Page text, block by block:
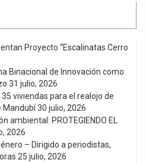
Proyecto “Escalinatas Cerro
Binacional de Innovación como
31 julio, 2026
viviendas para el realojo de
Mandubí30 julio, 2026
ambiental: PROTEGIENDO EL
2026
– Dirigido a periodistas,
25 julio, 2026